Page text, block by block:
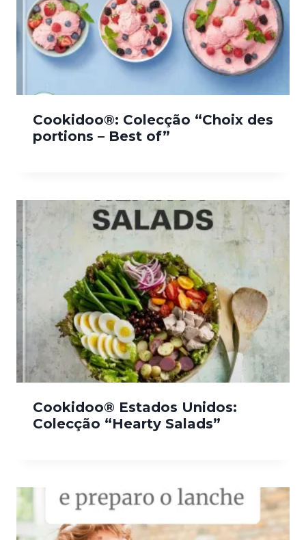
Cookidoo®: Colecção “Choix des
portions – Best of”
Cookidoo® Estados Unidos:
Colecção “Hearty Salads”